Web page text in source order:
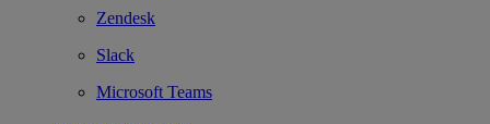
Zendesk
Slack
Microsoft Teams